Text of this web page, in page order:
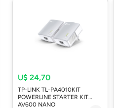
U$ 24,70
TP-LINK TL-PA4010KIT
POWERLINE STARTER KIT
AV600 NANO